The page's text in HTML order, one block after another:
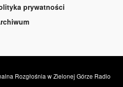
prywatności
Rozgłośnia w Zielonej Górze Radio